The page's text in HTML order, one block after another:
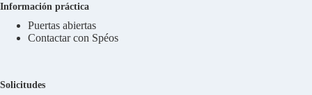
Información práctica
Puertas abiertas
Contactar con Spéos
Solicitudes